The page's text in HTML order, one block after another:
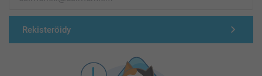
Rekisteröidy